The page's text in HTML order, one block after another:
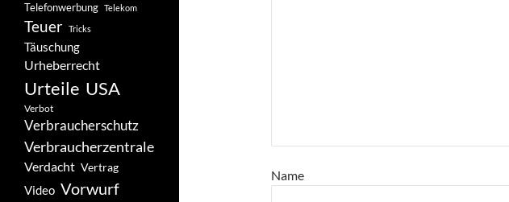
Name
Telefonwerbung Telekom
Teuer Tricks
Täuschung
Urheberrecht
Urteile USA
Verbot
Verbraucherschutz
Verbraucherzentrale
Verdacht Vertrag
Video Vorwurf